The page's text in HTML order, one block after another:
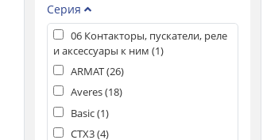
Серия
06 Контакторы, пускатели, реле
и аксессуары к ним (1)
ARMAT (26)
Averes (18)
Basic (1)
CTX3 (4)